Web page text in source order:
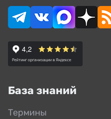
База знаний
Термины